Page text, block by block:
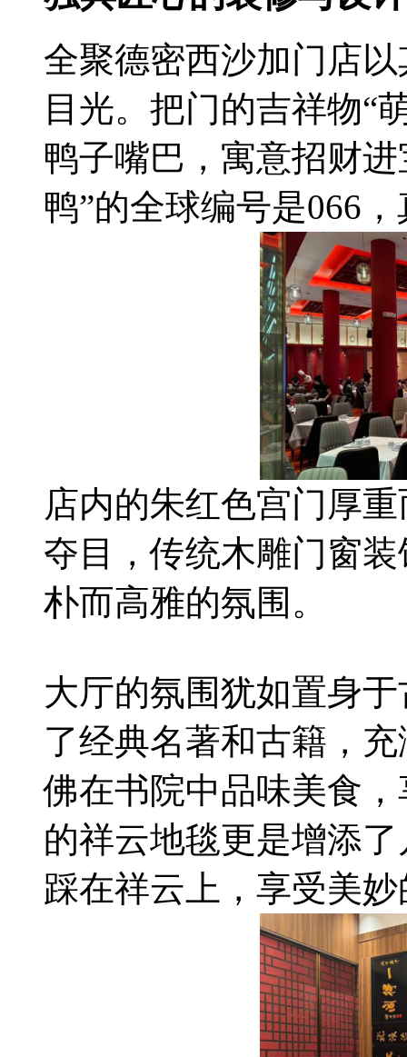
全聚德密西沙加门店
目光。把门的吉祥物“
鸭子嘴巴，寓意招财
鸭”的全球编号是066
店内的朱红色宫门厚
夺目，传统木雕门窗
朴而高雅的氛围。
大厅的氛围犹如置身
了经典名著和古籍，
佛在书院中品味美食
的祥云地毯更是增添
踩在祥云上，享受美